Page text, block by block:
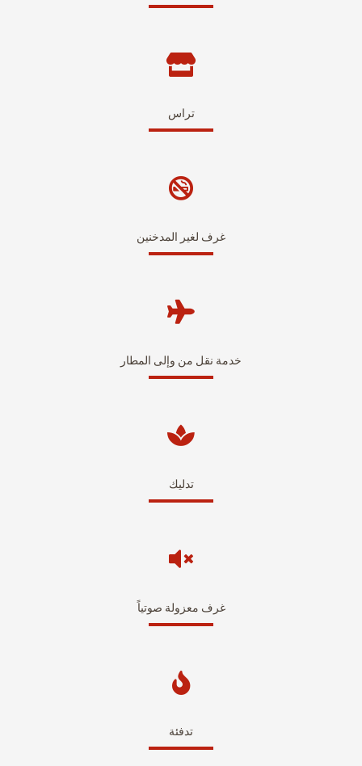
تراس
غرف لغير المدخنين
خدمة نقل من وإلى المطار
تدليك
غرف معزولة صوتياً
تدفئة